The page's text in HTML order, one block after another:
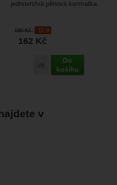
190Kč -15 %
162 Kč
Porovnat
Do
košíku
jednovrstvá pěnová karimatka
v